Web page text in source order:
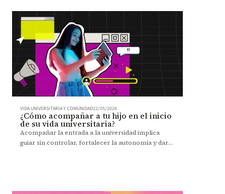
VIDA UNIVERSITARIA Y COMUNIDAD22/05/2026
¿Cómo acompañar a tu hijo en el inicio
de su vida universitaria?
Acompañar la entrada a la universidad implica
guiar sin controlar, fortalecer la autonomía y dar